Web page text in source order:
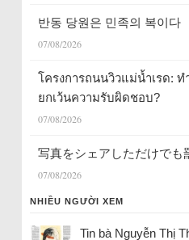
반동 당원은 민족의 복이다
07/08/2026
โครงการถนนวิวแม่น้ำเรด:
ยกเว้นความรับผิดชอบ?
07/08/2026
写真をシェアしただけでも
07/08/2026
NHIỀU NGƯỜI XEM
Tin bà Nguyễn Thị